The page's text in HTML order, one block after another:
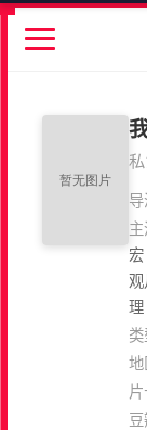
导
主
观
理
类
地
豆